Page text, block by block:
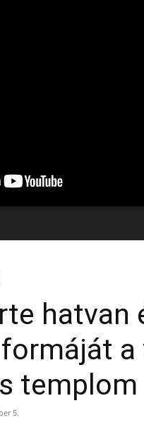
hatvan
a
templom
5.